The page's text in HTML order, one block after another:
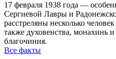
17 февраля 1938 года —
Сергиевой Лавры и
расстреляны несколько
также духовенства, монахинь
благочиния.
Все факты